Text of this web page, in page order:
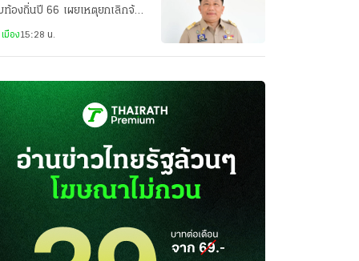
ท้องถิ่นปี 66 เผยเหตุยกเลิกจ้าง
พา หวั่นรัฐเสียหาย
มือง15:28 น.